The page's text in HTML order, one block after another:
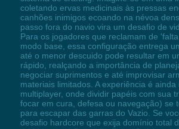
coletando ervas medicinais às pressas
canhões inimigos ecoando na névoa
passo fora do navio vira um desafio de
Para os jogadores que reclamam de
modo base, essa configuração entrega
até o menor descuido pode resultar em
rápido, realçando a importância de
negociar suprimentos e até improvisar
materiais limitados. A experiência é
multiplayer, onde dividir papéis com sua
focar em cura, defesa ou navegação) se
para escapar das garras do Vazio. Se
desafio hardcore que exija domínio total